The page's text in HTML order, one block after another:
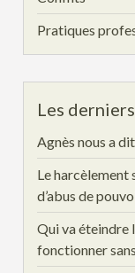
Pratiques
Les
Agnès nous a
Le harcèlement
d’abus de
Qui va éteindre
fonctionner